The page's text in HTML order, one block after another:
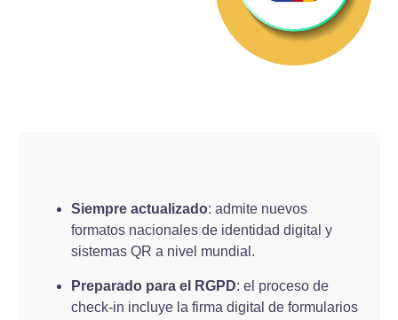
Siempre actualizado: admite nuevos
formatos nacionales de identidad digital y
sistemas QR a nivel mundial.
Preparado para el RGPD: el proceso de
check-in incluye la firma digital de formularios